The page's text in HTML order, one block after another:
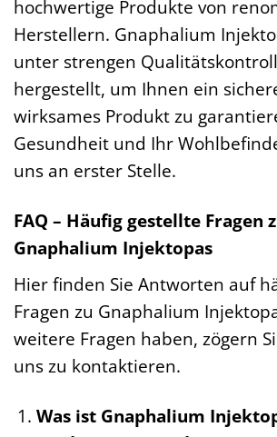
hochwertige Produkte von
Herstellern. Gnaphalium
unter strengen
hergestellt, um Ihnen ein
wirksames Produkt zu
Gesundheit und Ihr
uns an erster Stelle.
FAQ – Häufig gestellte Fragen
Gnaphalium Injektopas
Hier finden Sie Antworten auf
Fragen zu Gnaphalium
weitere Fragen haben, zögern
uns zu kontaktieren.
Was ist Gnaphalium